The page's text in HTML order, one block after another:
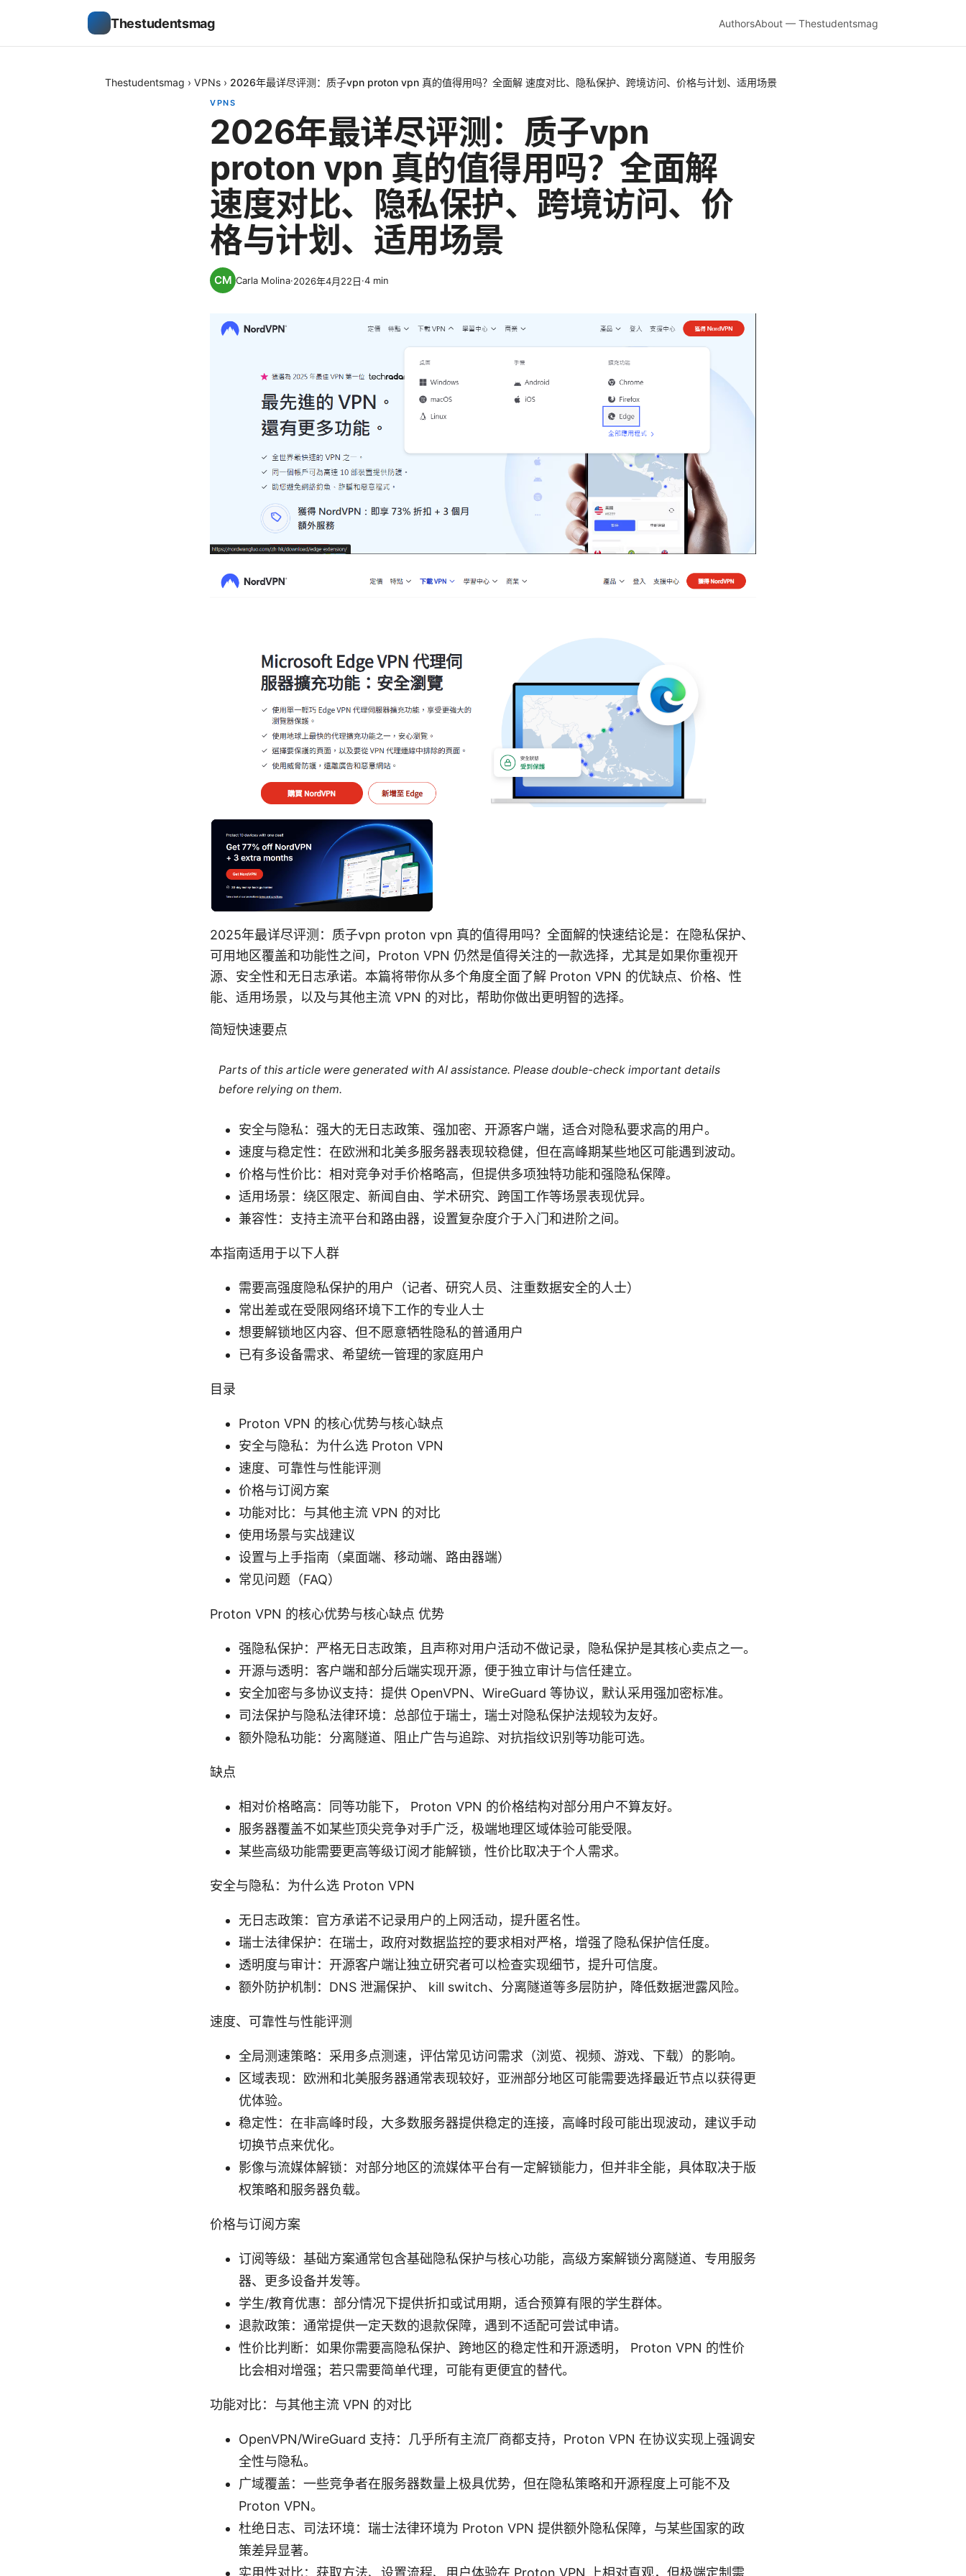
Thestudentsmag AuthorsAbout — Thestudentsmag
Thestudentsmag › VPNs › 2026年最详尽评测：质子vpn proton vpn 真的值得用吗？全面解 速度对比、隐私保护、跨境访问、价格与计划、适用场景
VPNS
2026年最详尽评测：质子vpn
proton vpn 真的值得用吗？全面解
速度对比、隐私保护、跨境访问、价
格与计划、适用场景
Carla Molina·2026年4月22日·4 min
2025年最详尽评测：质子vpn proton vpn 真的值得用吗？全面解的快速结论是：在隐私保护、
可用地区覆盖和功能性之间，Proton VPN 仍然是值得关注的一款选择，尤其是如果你重视开
源、安全性和无日志承诺。本篇将带你从多个角度全面了解 Proton VPN 的优缺点、价格、性
能、适用场景，以及与其他主流 VPN 的对比，帮助你做出更明智的选择。
简短快速要点
Parts of this article were generated with AI assistance. Please double-check important details
before relying on them.
安全与隐私：强大的无日志政策、强加密、开源客户端，适合对隐私要求高的用户。
速度与稳定性：在欧洲和北美多服务器表现较稳健，但在高峰期某些地区可能遇到波动。
价格与性价比：相对竞争对手价格略高，但提供多项独特功能和强隐私保障。
适用场景：绕区限定、新闻自由、学术研究、跨国工作等场景表现优异。
兼容性：支持主流平台和路由器，设置复杂度介于入门和进阶之间。
本指南适用于以下人群
需要高强度隐私保护的用户（记者、研究人员、注重数据安全的人士）
常出差或在受限网络环境下工作的专业人士
想要解锁地区内容、但不愿意牺牲隐私的普通用户
已有多设备需求、希望统一管理的家庭用户
目录
Proton VPN 的核心优势与核心缺点
安全与隐私：为什么选 Proton VPN
速度、可靠性与性能评测
价格与订阅方案
功能对比：与其他主流 VPN 的对比
使用场景与实战建议
设置与上手指南（桌面端、移动端、路由器端）
常见问题（FAQ）
Proton VPN 的核心优势与核心缺点 优势
强隐私保护：严格无日志政策，且声称对用户活动不做记录，隐私保护是其核心卖点之一。
开源与透明：客户端和部分后端实现开源，便于独立审计与信任建立。
安全加密与多协议支持：提供 OpenVPN、WireGuard 等协议，默认采用强加密标准。
司法保护与隐私法律环境：总部位于瑞士，瑞士对隐私保护法规较为友好。
额外隐私功能：分离隧道、阻止广告与追踪、对抗指纹识别等功能可选。
缺点
相对价格略高：同等功能下， Proton VPN 的价格结构对部分用户不算友好。
服务器覆盖不如某些顶尖竞争对手广泛，极端地理区域体验可能受限。
某些高级功能需要更高等级订阅才能解锁，性价比取决于个人需求。
安全与隐私：为什么选 Proton VPN
无日志政策：官方承诺不记录用户的上网活动，提升匿名性。
瑞士法律保护：在瑞士，政府对数据监控的要求相对严格，增强了隐私保护信任度。
透明度与审计：开源客户端让独立研究者可以检查实现细节，提升可信度。
额外防护机制：DNS 泄漏保护、 kill switch、分离隧道等多层防护，降低数据泄露风险。
速度、可靠性与性能评测
全局测速策略：采用多点测速，评估常见访问需求（浏览、视频、游戏、下载）的影响。
区域表现：欧洲和北美服务器通常表现较好，亚洲部分地区可能需要选择最近节点以获得更
优体验。
稳定性：在非高峰时段，大多数服务器提供稳定的连接，高峰时段可能出现波动，建议手动
切换节点来优化。
影像与流媒体解锁：对部分地区的流媒体平台有一定解锁能力，但并非全能，具体取决于版
权策略和服务器负载。
价格与订阅方案
订阅等级：基础方案通常包含基础隐私保护与核心功能，高级方案解锁分离隧道、专用服务
器、更多设备并发等。
学生/教育优惠：部分情况下提供折扣或试用期，适合预算有限的学生群体。
退款政策：通常提供一定天数的退款保障，遇到不适配可尝试申请。
性价比判断：如果你需要高隐私保护、跨地区的稳定性和开源透明， Proton VPN 的性价
比会相对增强；若只需要简单代理，可能有更便宜的替代。
功能对比：与其他主流 VPN 的对比
OpenVPN/WireGuard 支持：几乎所有主流厂商都支持，Proton VPN 在协议实现上强调安
全性与隐私。
广域覆盖：一些竞争者在服务器数量上极具优势，但在隐私策略和开源程度上可能不及
Proton VPN。
杜绝日志、司法环境：瑞士法律环境为 Proton VPN 提供额外隐私保障，与某些国家的政
策差异显著。
实用性对比：获取方法、设置流程、用户体验在 Proton VPN 上相对直观，但极端定制需